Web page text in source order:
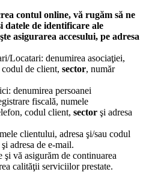
contul online, vă rugăm să ne
datele de identificare ale
asigurarea accesului, pe adresa
Locatari: denumirea asociaţiei,
de client, sector, număr
denumirea persoanei
fiscală, numele
codul client, sector şi adresa
clientului, adresa şi/sau codul
adresa de e-mail.
vă asigurăm de continuarea
calităţii serviciilor prestate.